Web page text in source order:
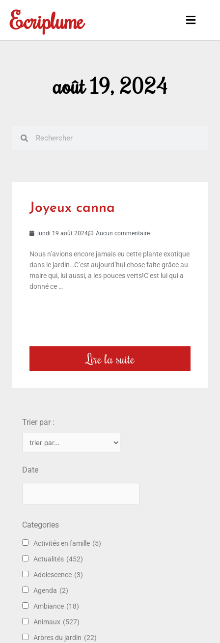
contenu
Ecriplume
Main
août 19, 2024
Joyeux canna
lundi 19 août 2024 Aucun commentaire
Nous n’avions encore jamais eu cette plante exotique
dans le jardin…C’est aujourd’hui chose faite grâce au
maire qui, lui aussi, a les pouces verts!C’est lui qui a
donné ce …
Lire la suite
Trier par :
Date
Categories
Activités en famille (5)
Actualités (452)
Adolescence (3)
Agenda (2)
Ambiance (18)
Animaux (527)
Arbres du jardin (22)